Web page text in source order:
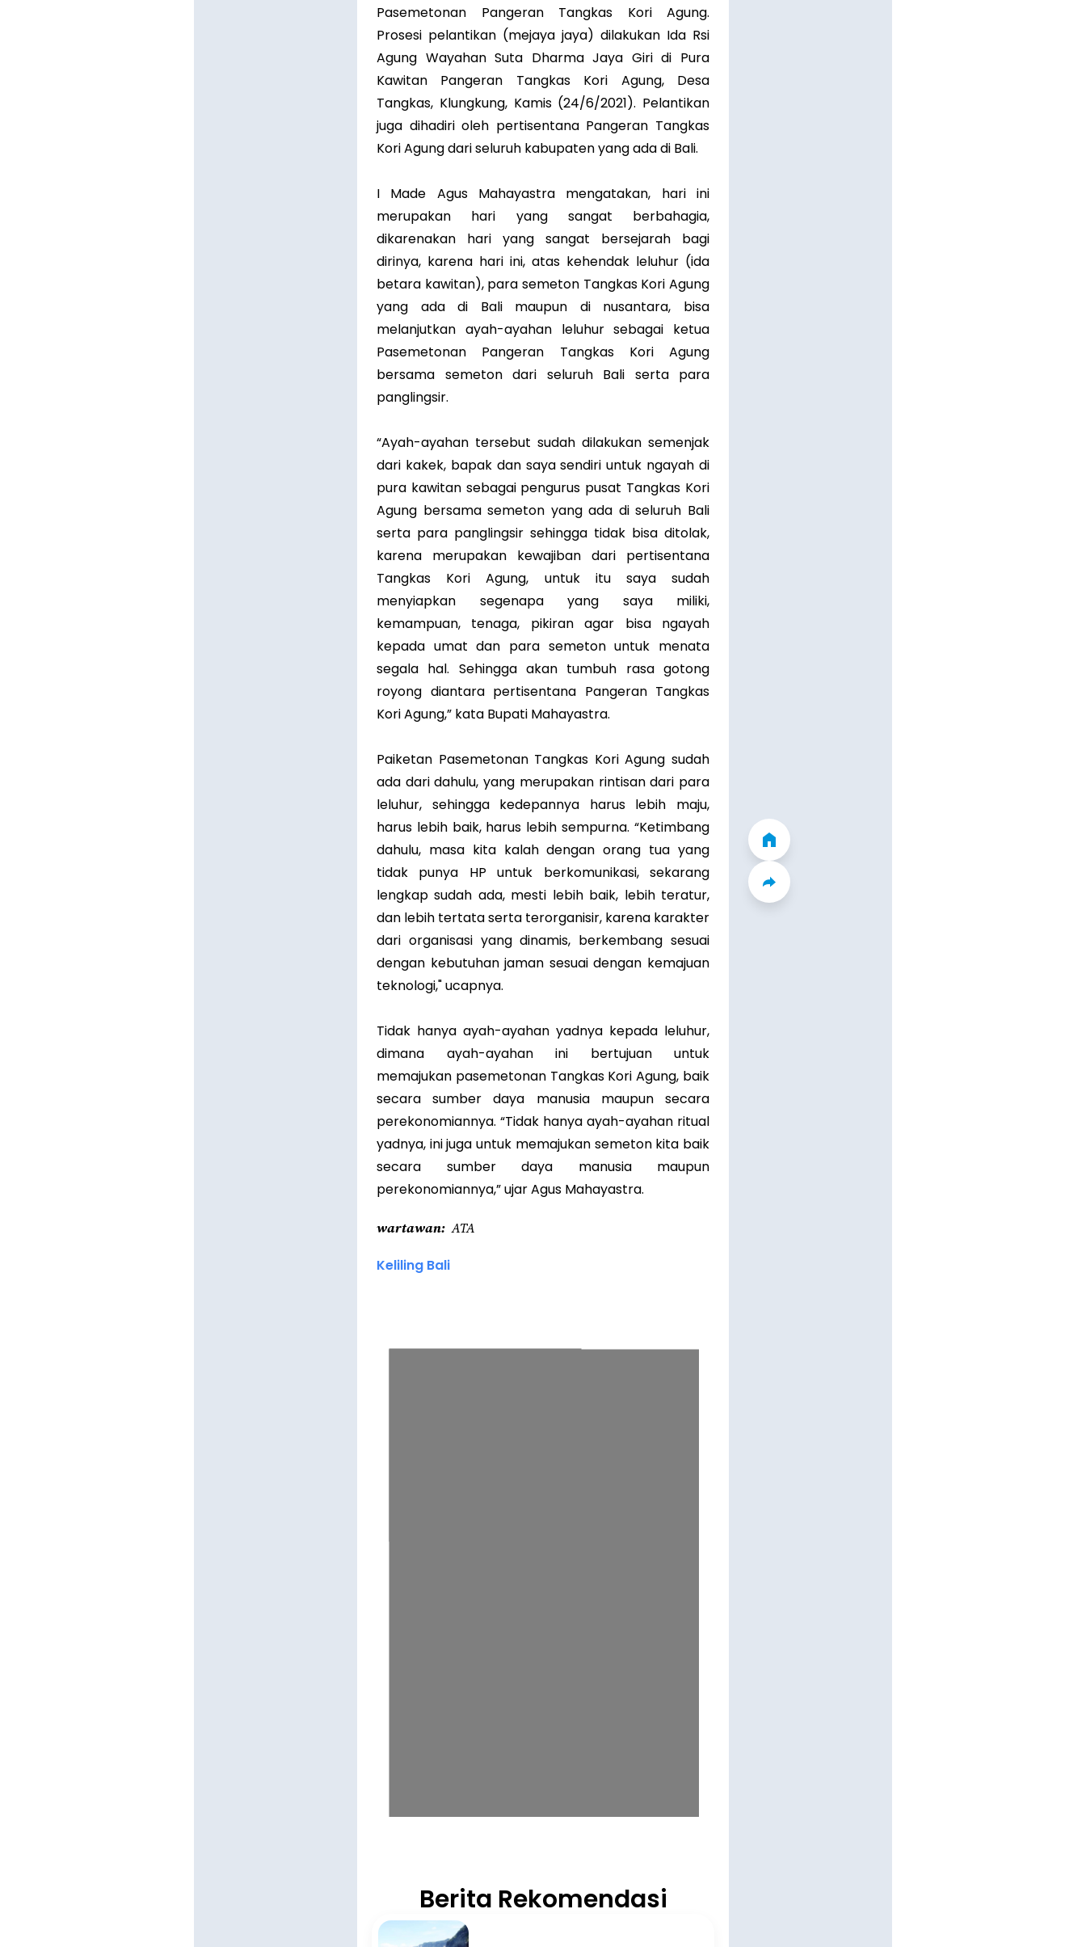
Pasemetonan Pangeran Tangkas Kori Agung.
Prosesi pelantikan (mejaya jaya) dilakukan Ida Rsi
Agung Wayahan Suta Dharma Jaya Giri di Pura
Kawitan Pangeran Tangkas Kori Agung, Desa
Tangkas, Klungkung, Kamis (24/6/2021). Pelantikan
juga dihadiri oleh pertisentana Pangeran Tangkas
Kori Agung dari seluruh kabupaten yang ada di Bali.
I Made Agus Mahayastra mengatakan, hari ini
merupakan hari yang sangat berbahagia,
dikarenakan hari yang sangat bersejarah bagi
dirinya, karena hari ini, atas kehendak leluhur (ida
betara kawitan), para semeton Tangkas Kori Agung
yang ada di Bali maupun di nusantara, bisa
melanjutkan ayah-ayahan leluhur sebagai ketua
Pasemetonan Pangeran Tangkas Kori Agung
bersama semeton dari seluruh Bali serta para
panglingsir.
“Ayah-ayahan tersebut sudah dilakukan semenjak
dari kakek, bapak dan saya sendiri untuk ngayah di
pura kawitan sebagai pengurus pusat Tangkas Kori
Agung bersama semeton yang ada di seluruh Bali
serta para panglingsir sehingga tidak bisa ditolak,
karena merupakan kewajiban dari pertisentana
Tangkas Kori Agung, untuk itu saya sudah
menyiapkan segenapa yang saya miliki,
kemampuan, tenaga, pikiran agar bisa ngayah
kepada umat dan para semeton untuk menata
segala hal. Sehingga akan tumbuh rasa gotong
royong diantara pertisentana Pangeran Tangkas
Kori Agung,” kata Bupati Mahayastra.
Paiketan Pasemetonan Tangkas Kori Agung sudah
ada dari dahulu, yang merupakan rintisan dari para
leluhur, sehingga kedepannya harus lebih maju,
harus lebih baik, harus lebih sempurna. “Ketimbang
dahulu, masa kita kalah dengan orang tua yang
tidak punya HP untuk berkomunikasi, sekarang
lengkap sudah ada, mesti lebih baik, lebih teratur,
dan lebih tertata serta terorganisir, karena karakter
dari organisasi yang dinamis, berkembang sesuai
dengan kebutuhan jaman sesuai dengan kemajuan
teknologi," ucapnya.
Tidak hanya ayah-ayahan yadnya kepada leluhur,
dimana ayah-ayahan ini bertujuan untuk
memajukan pasemetonan Tangkas Kori Agung, baik
secara sumber daya manusia maupun secara
perekonomiannya. “Tidak hanya ayah-ayahan ritual
yadnya, ini juga untuk memajukan semeton kita baik
secara sumber daya manusia maupun
perekonomiannya,” ujar Agus Mahayastra.
wartawan ATA
Keliling Bali
Berita Rekomendasi